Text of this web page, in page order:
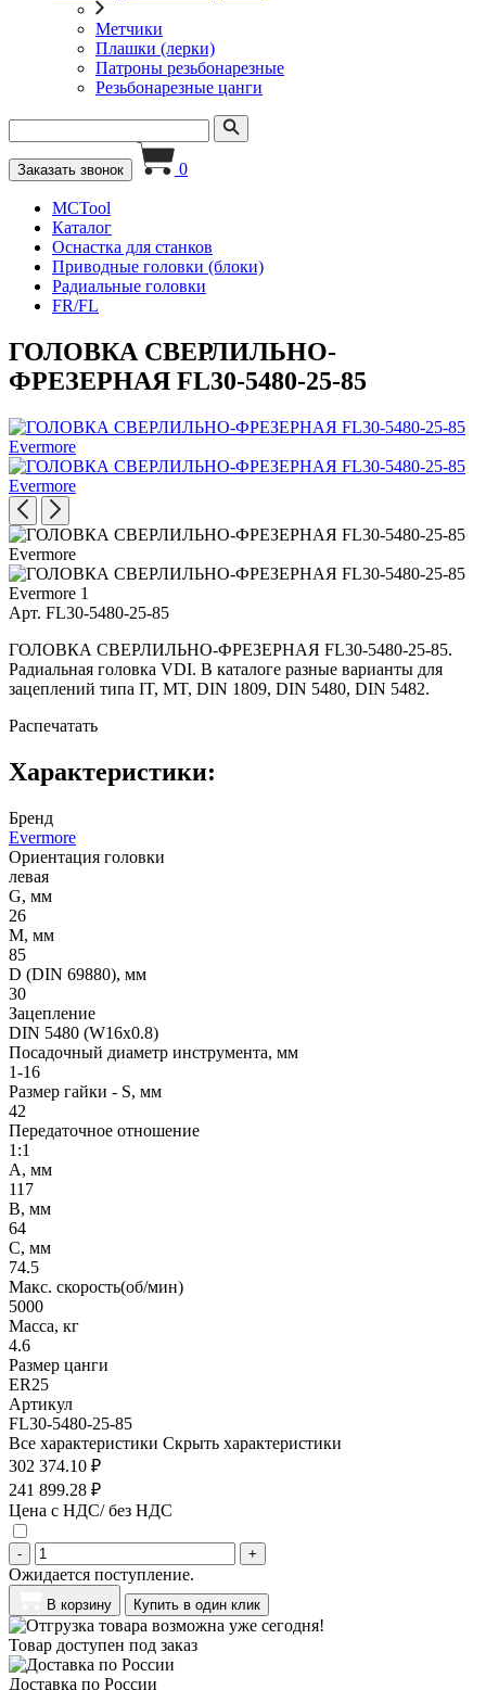
Метчики
Плашки (лерки)
Патроны резьбонарезные
Резьбонарезные цанги
Заказать звонок 0
MCTool
Каталог
Оснастка для станков
Приводные головки (блоки)
Радиальные головки
FR/FL
ГОЛОВКА СВЕРЛИЛЬНО-
ФРЕЗЕРНАЯ FL30-5480-25-85
Арт. FL30-5480-25-85
ГОЛОВКА СВЕРЛИЛЬНО-ФРЕЗЕРНАЯ FL30-5480-25-85.
Радиальная головка VDI. В каталоге разные варианты для
зацеплений типа IT, MT, DIN 1809, DIN 5480, DIN 5482.
Распечатать
Характеристики:
Бренд
Evermore
Ориентация головки
левая
G, мм
26
M, мм
85
D (DIN 69880), мм
30
Зацепление
DIN 5480 (W16x0.8)
Посадочный диаметр инструмента, мм
1-16
Размер гайки - S, мм
42
Передаточное отношение
1:1
A, мм
117
B, мм
64
C, мм
74.5
Макс. скорость(об/мин)
5000
Масса, кг
4.6
Размер цанги
ER25
Артикул
FL30-5480-25-85
Все характеристики Скрыть характеристики
302 374.10 ₽
241 899.28 ₽
Цена с НДС/ без НДС
- +
Ожидается поступление.
В корзину Купить в один клик
Товар доступен под заказ
Доставка по России